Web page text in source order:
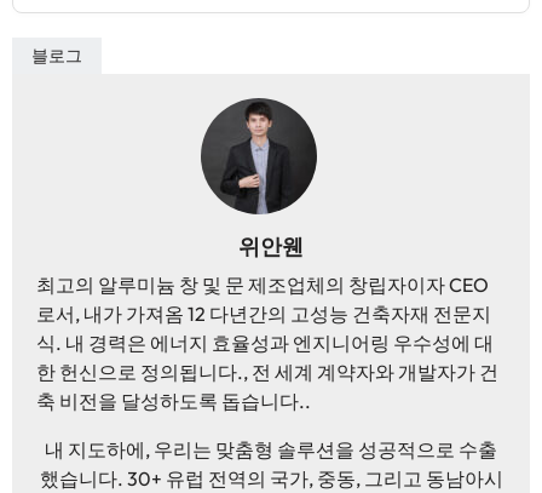
블로그
위안웬
최고의 알루미늄 창 및 문 제조업체의 창립자이자 CEO
로서, 내가 가져옴 12 다년간의 고성능 건축자재 전문지
식. 내 경력은 에너지 효율성과 엔지니어링 우수성에 대
한 헌신으로 정의됩니다., 전 세계 계약자와 개발자가 건
축 비전을 달성하도록 돕습니다..
내 지도하에, 우리는 맞춤형 솔루션을 성공적으로 수출
했습니다. 30+ 유럽 ​​전역의 국가, 중동, 그리고 동남아시